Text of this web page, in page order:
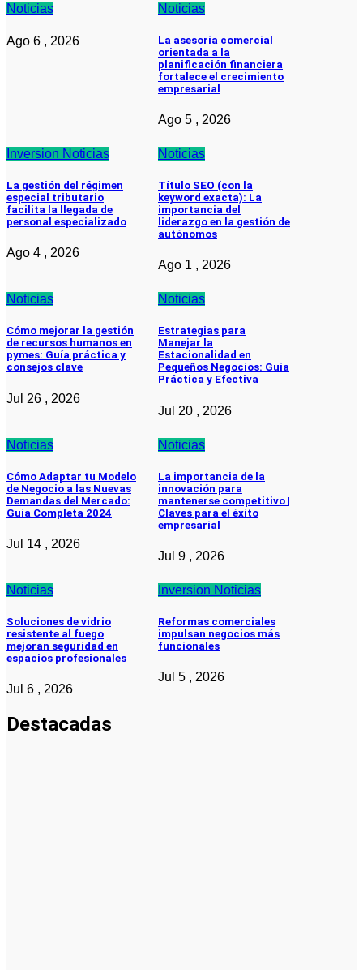
Noticias
Ago 6 , 2026
Noticias
La asesoría comercial
orientada a la
planificación financiera
fortalece el crecimiento
empresarial
Ago 5 , 2026
Inversion Noticias
La gestión del régimen
especial tributario
facilita la llegada de
personal especializado
Ago 4 , 2026
Noticias
Título SEO (con la
keyword exacta): La
importancia del
liderazgo en la gestión de
autónomos
Ago 1 , 2026
Noticias
Cómo mejorar la gestión
de recursos humanos en
pymes: Guía práctica y
consejos clave
Jul 26 , 2026
Noticias
Estrategias para
Manejar la
Estacionalidad en
Pequeños Negocios: Guía
Práctica y Efectiva
Jul 20 , 2026
Noticias
Cómo Adaptar tu Modelo
de Negocio a las Nuevas
Demandas del Mercado:
Guía Completa 2024
Jul 14 , 2026
Noticias
La importancia de la
innovación para
mantenerse competitivo |
Claves para el éxito
empresarial
Jul 9 , 2026
Noticias
Soluciones de vidrio
resistente al fuego
mejoran seguridad en
espacios profesionales
Jul 6 , 2026
Inversion Noticias
Reformas comerciales
impulsan negocios más
funcionales
Jul 5 , 2026
Destacadas